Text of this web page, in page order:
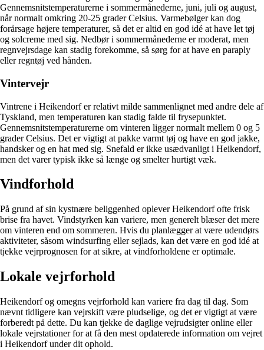
Gennemsnitstemperaturerne i sommermånederne, juni, juli og august,
når normalt omkring 20-25 grader Celsius. Varmebølger kan dog
forårsage højere temperaturer, så det er altid en god idé at have let tøj
og solcreme med sig. Nedbør i sommermånederne er moderat, men
regnvejrsdage kan stadig forekomme, så sørg for at have en paraply
eller regntøj ved hånden.
Vintervejr
Vintrene i Heikendorf er relativt milde sammenlignet med andre dele af
Tyskland, men temperaturen kan stadig falde til frysepunktet.
Gennemsnitstemperaturerne om vinteren ligger normalt mellem 0 og 5
grader Celsius. Det er vigtigt at pakke varmt tøj og have en god jakke,
handsker og en hat med sig. Snefald er ikke usædvanligt i Heikendorf,
men det varer typisk ikke så længe og smelter hurtigt væk.
Vindforhold
På grund af sin kystnære beliggenhed oplever Heikendorf ofte frisk
brise fra havet. Vindstyrken kan variere, men generelt blæser det mere
om vinteren end om sommeren. Hvis du planlægger at være udendørs
aktiviteter, såsom windsurfing eller sejlads, kan det være en god idé at
tjekke vejrprognosen for at sikre, at vindforholdene er optimale.
Lokale vejrforhold
Heikendorf og omegns vejrforhold kan variere fra dag til dag. Som
nævnt tidligere kan vejrskift være pludselige, og det er vigtigt at være
forberedt på dette. Du kan tjekke de daglige vejrudsigter online eller
lokale vejrstationer for at få den mest opdaterede information om vejret
i Heikendorf under dit ophold.